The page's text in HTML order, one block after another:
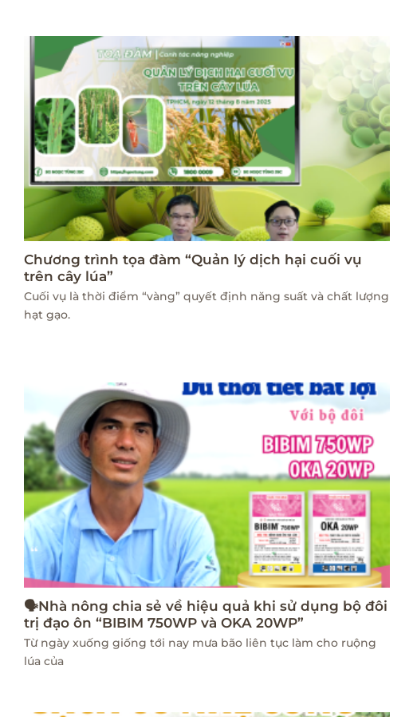
Chương trình tọa đàm “Quản lý dịch hại cuối vụ
trên cây lúa”
Cuối vụ là thời điểm “vàng” quyết định năng suất và chất lượng
hạt gạo.
🗣Nhà nông chia sẻ về hiệu quả khi sử dụng bộ đôi
trị đạo ôn “BIBIM 750WP và OKA 20WP”
Từ ngày xuống giống tới nay mưa bão liên tục làm cho ruộng
lúa của